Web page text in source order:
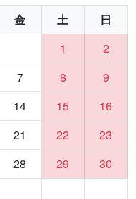
金 土
日
1
2
7 8
9
14 15
16
21 22
23
28 29
30